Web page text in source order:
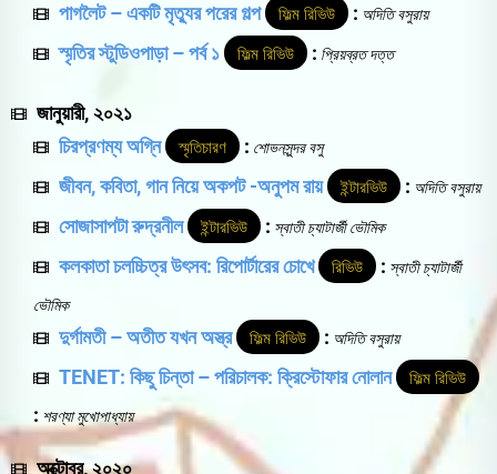
পাগলৈট – একটি মৃত্যুর পরের গল্প ফিল্ম রিভিউ : অদিতি বসুরায়
স্মৃতির স্টুডিওপাড়া – পর্ব ১ ফিল্ম রিভিউ : প্রিয়ব্রত দত্ত
জানুয়ারী, ২০২১
চিরপ্রণম্য অগ্নি
স্মৃতিচারণ : শোভনসুন্দর বসু
জীবন, কবিতা, গান নিয়ে অকপট -অনুপম রায় ইন্টারভিউ : অদিতি বসুরায়
সোজাসাপটা রুদ্রনীল ইন্টারভিউ : স্বাতী চ্যাটার্জী ভৌমিক
কলকাতা চলচ্চিত্র উৎসব: রিপোর্টারের চোখে রিভিউ : স্বাতী চ্যাটার্জী
ভৌমিক
দুর্গামতী – অতীত যখন অস্ত্র ফিল্ম রিভিউ : অদিতি বসুরায়
TENET: কিছু চিন্তা – পরিচালক: ক্রিস্টোফার নোলান ফিল্ম রিভিউ
: শরণ্যা মুখোপাধ্যায়
অক্টোবর, ২০২০